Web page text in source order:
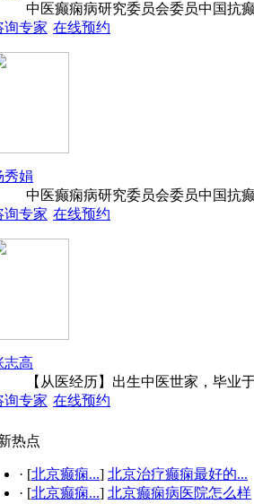
中医癫痫病研究委员会委员中国抗
询专家 在线预约
秀娟
中医癫痫病研究委员会委员中国抗
询专家 在线预约
志高
【从医经历】出生中医世家，毕业
询专家 在线预约
热点
· [北京癫痫...] 北京治疗癫痫最好的...
· [北京癫痫...] 北京癫痫病医院怎么样